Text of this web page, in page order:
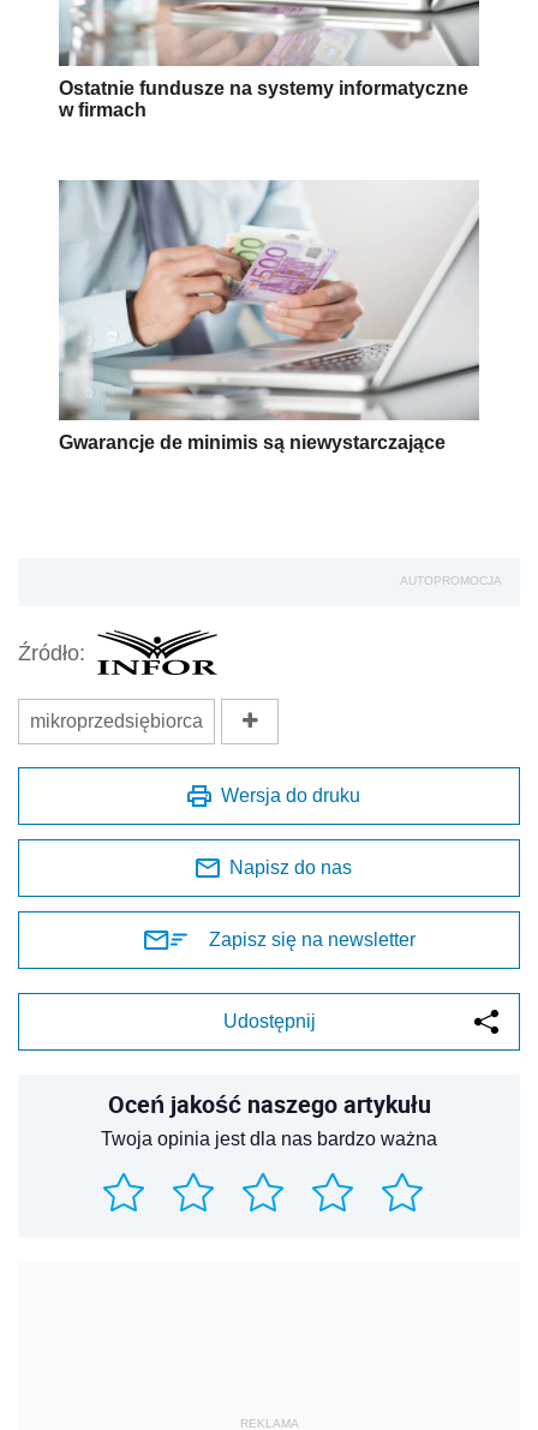
Ostatnie fundusze na systemy informatyczne
w firmach
Gwarancje de minimis są niewystarczające
AUTOPROMOCJA
Źródło:
mikroprzedsiębiorca
Wersja do druku
Napisz do nas
Zapisz się na newsletter
Udostępnij
Oceń jakość naszego artykułu
Twoja opinia jest dla nas bardzo ważna
REKLAMA